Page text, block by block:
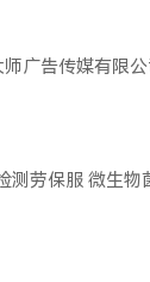
广告传媒有限公
测劳保服 微生物